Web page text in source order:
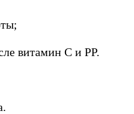
витамин С и РР.